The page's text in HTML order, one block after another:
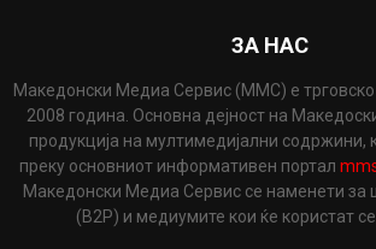
ЗА НАС
Македонски Медиа Сервис (ММС) е
2008 година. Основна дејност на
продукција на мултимедијални содржини,
преку основниот информативен портал
Македонски Медиа Сервис се наменети за
(B2P) и медиумите кои ќе користат